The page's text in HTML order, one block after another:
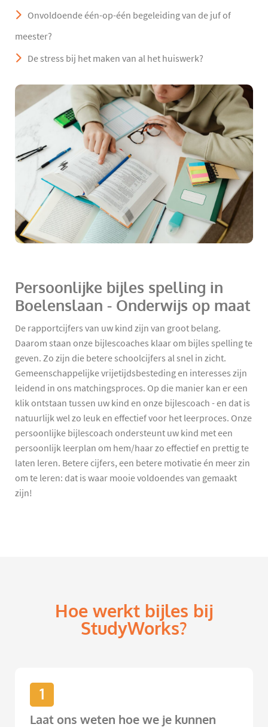
Onvoldoende één-op-één begeleiding van de juf of
meester?
De stress bij het maken van al het huiswerk?
Persoonlijke bijles spelling in
Boelenslaan - Onderwijs op maat
De rapportcijfers van uw kind zijn van groot belang.
Daarom staan onze bijlescoaches klaar om bijles spelling te
geven. Zo zijn die betere schoolcijfers al snel in zicht.
Gemeenschappelijke vrijetijdsbesteding en interesses zijn
leidend in ons matchingsproces. Op die manier kan er een
klik ontstaan tussen uw kind en onze bijlescoach - en dat is
natuurlijk wel zo leuk en effectief voor het leerproces. Onze
persoonlijke bijlescoach ondersteunt uw kind met een
persoonlijk leerplan om hem/haar zo effectief en prettig te
laten leren. Betere cijfers, een betere motivatie én meer zin
om te leren: dat is waar mooie voldoendes van gemaakt
zijn!
Hoe werkt bijles bij
StudyWorks?
1
Laat ons weten hoe we je kunnen